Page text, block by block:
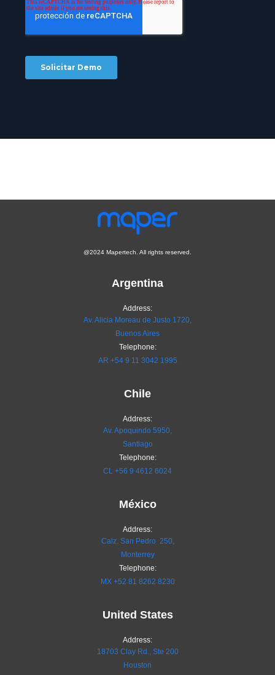
@2024 Mapertech. All rights reserved.
Argentina
Address:
Av. Alicia Moreau de Justo 1720,
Buenos Aires
Telephone:
AR +54 9 11 3042 1995
Chile
Address:
Av. Apoquindo 5950,
Santiago
Telephone:
CL +56 9 4612 6024
México
Address:
Calz. San Pedro 250,
Monterrey
Telephone:
MX +52 81 8262 8230
United States
Address:
18703 Clay Rd., Ste 200
Houston